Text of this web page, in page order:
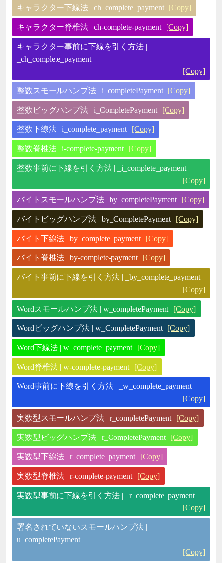
キャラクター下線法 | ch_complete_payment [Copy]
キャラクター脊椎法 | ch-complete-payment [Copy]
キャラクター事前に下線を引く方法 |
_ch_complete_payment
[Copy]
整数スモールハンプ法 | i_completePayment [Copy]
整数ビッグハンプ法 | i_CompletePayment [Copy]
整数下線法 | i_complete_payment [Copy]
整数脊椎法 | i-complete-payment [Copy]
整数事前に下線を引く方法 | _i_complete_payment
[Copy]
バイトスモールハンプ法 | by_completePayment [Copy]
バイトビッグハンプ法 | by_CompletePayment [Copy]
バイト下線法 | by_complete_payment [Copy]
バイト脊椎法 | by-complete-payment [Copy]
バイト事前に下線を引く方法 | _by_complete_payment
[Copy]
Wordスモールハンプ法 | w_completePayment [Copy]
Wordビッグハンプ法 | w_CompletePayment [Copy]
Word下線法 | w_complete_payment [Copy]
Word脊椎法 | w-complete-payment [Copy]
Word事前に下線を引く方法 | _w_complete_payment
[Copy]
実数型スモールハンプ法 | r_completePayment [Copy]
実数型ビッグハンプ法 | r_CompletePayment [Copy]
実数型下線法 | r_complete_payment [Copy]
実数型脊椎法 | r-complete-payment [Copy]
実数型事前に下線を引く方法 | _r_complete_payment
[Copy]
署名されていないスモールハンプ法 |
u_completePayment
[Copy]